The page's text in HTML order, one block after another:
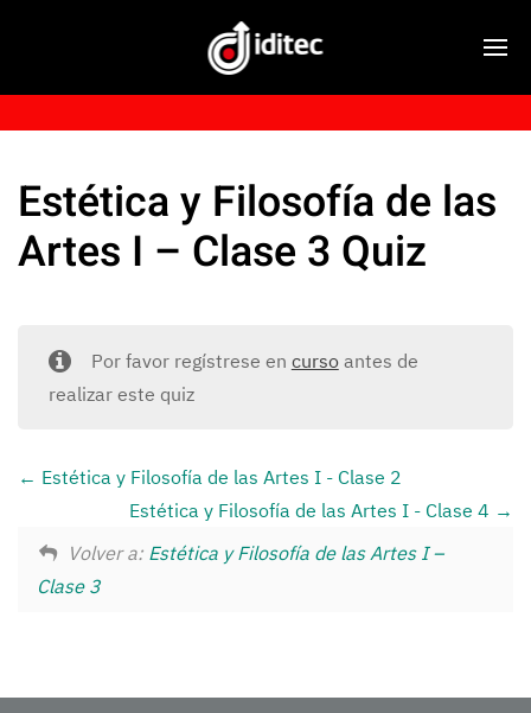
Estética y Filosofía de las
Artes I – Clase 3 Quiz
Por favor regístrese en cursoantes de
realizar este quiz
Estética y Filosofía de las Artes I - Clase 2
Estética y Filosofía de las Artes I - Clase 4
Volver a: Estética y Filosofía de las Artes I –
Clase 3